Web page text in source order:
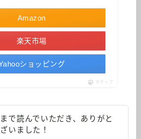
Amazon
楽天市場
ショッピング
ポチップ
で読んでいただき、ありがと
いました！